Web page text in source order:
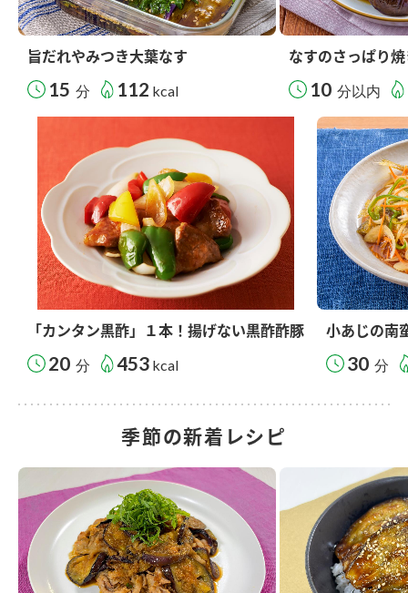
旨だれやみつき大葉なす
15 分 112 kcal
なすのさっぱり
10 分以内
「カンタン黒酢」１本！揚げない黒酢酢豚
20 分 453 kcal
小あじの南
30 分
季節の新着レシピ